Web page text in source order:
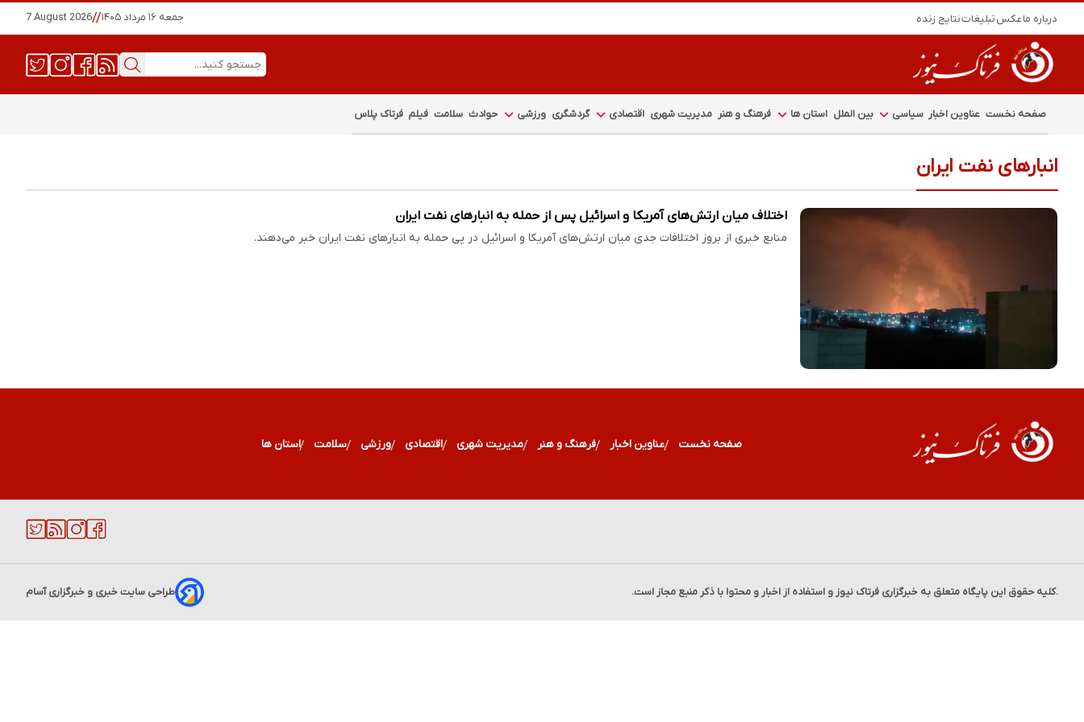
درباره ماعکستبلیغاتنتایج زنده جمعه ۱۶ مرداد ۱۴۰۵ //
7 August 2026
صفحه نخست عناوین اخبار سیاسی بین الملل استان ها فرهنگ و هنر مدیریت شهری اقتصادی گردشگری ورزشی حوادث سلامت فیلم فرتاک پلاس
انبارهای نفت ایران
اختلاف میان ارتش‌های آمریکا و اسرائیل پس از حمله به انبارهای نفت ایران
منابع خبری از بروز اختلافات جدی میان ارتش‌های آمریکا و اسرائیل در پی حمله به انبارهای نفت ایران خبر می‌دهند.
صفحه نخست عناوین اخبار فرهنگ و هنر مدیریت شهری اقتصادی ورزشی سلامت استان ها
.کلیه حقوق این پایگاه متعلق به خبرگزاری فرتاک نیوز و استفاده از اخبار و محتوا با ذکر منبع مجاز است. طراحی سایت خبری و خبرگزاری آسام